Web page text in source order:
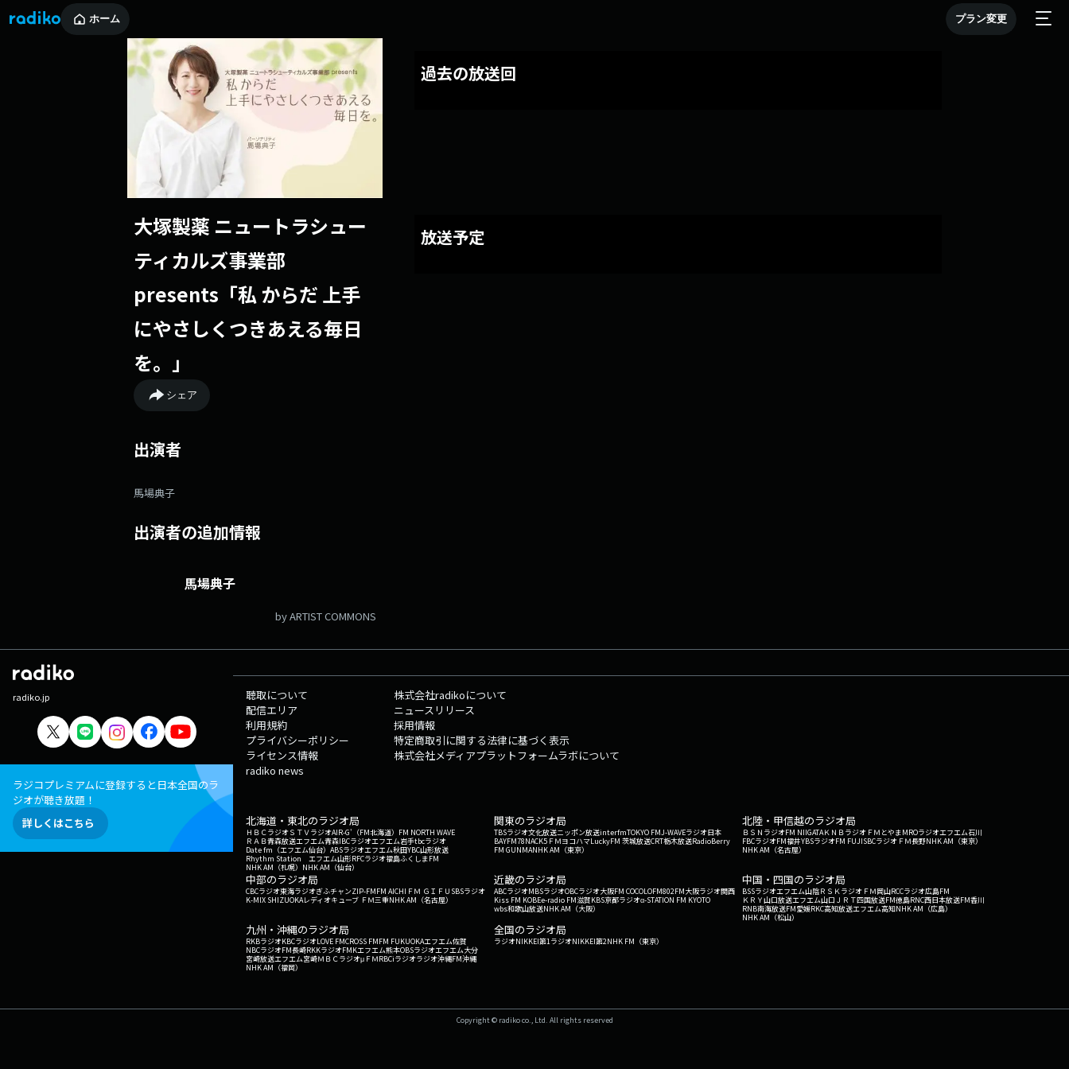
ホーム プラン変更
大塚製薬 ニュートラシュー
ティカルズ事業部
presents「私 からだ 上手
にやさしくつきあえる毎日
を。」
シェア
過去の放送回
放送予定
出演者
馬場典子
出演者の追加情報
馬場典子
by ARTIST COMMONS
radiko.jp
ラジコプレミアムに登録すると日本全国のラ
ジオが聴き放題！
詳しくはこちら
聴取について
配信エリア
利用規約
プライバシーポリシー
ライセンス情報
radiko news
株式会社radikoについて
ニュースリリース
採用情報
特定商取引に関する法律に基づく表示
株式会社メディアプラットフォームラボについて
北海道・東北のラジオ局
ＨＢＣラジオＳＴＶラジオAIR-G'（FM北海道） FM NORTH WAVE
ＲＡＢ青森放送エフエム青森IBCラジオエフエム岩手tbcラジオ
Date fm（エフエム仙台） ABSラジオエフエム秋田YBC山形放送
Rhythm Station エフエム山形RFCラジオ福島ふくしまFM
NHK AM（札幌） NHK AM（仙台）
関東のラジオ局
TBSラジオ文化放送ニッポン放送interfmTOKYO FMJ-WAVEラジオ日本
BAYFM78NACK5 ＦＭヨコハマLuckyFM 茨城放送CRT栃木放送RadioBerry
FM GUNMANHK AM（東京）
北陸・甲信越のラジオ局
ＢＳＮラジオFM NIIGATAＫＮＢラジオ ＦＭとやまMROラジオエフエム石川
FBCラジオFM福井YBSラジオFM FUJISBCラジオ ＦＭ長野NHK AM（東京）
NHK AM（名古屋）
中部のラジオ局
CBCラジオ東海ラジオぎふチャンZIP-FMFM AICHI ＦＭ ＧＩＦＵ SBSラジオ
K-MIX SHIZUOKAレディオキューブ ＦＭ三重NHK AM（名古屋）
近畿のラジオ局
ABCラジオMBSラジオOBCラジオ大阪FM COCOLOFM802FM大阪ラジオ関西
Kiss FM KOBEe-radio FM滋賀KBS京都ラジオα-STATION FM KYOTO
wbs和歌山放送NHK AM（大阪）
中国・四国のラジオ局
BSSラジオエフエム山陰ＲＳＫラジオ ＦＭ岡山RCCラジオ広島FM
ＫＲＹ山口放送エフエム山口 ＪＲＴ四国放送FM徳島RNC西日本放送FM香川
RNB南海放送FM愛媛RKC高知放送エフエム高知NHK AM（広島）
NHK AM（松山）
九州・沖縄のラジオ局
RKBラジオKBCラジオLOVE FMCROSS FMFM FUKUOKAエフエム佐賀
NBCラジオFM長崎RKKラジオFMKエフエム熊本OBSラジオエフエム大分
宮崎放送エフエム宮崎ＭＢＣラジオμＦＭRBCiラジオラジオ沖縄FM沖縄
NHK AM（福岡）
全国のラジオ局
ラジオNIKKEI第1ラジオNIKKEI第2NHK FM（東京）
Copyright © radiko co., Ltd. All rights reserved